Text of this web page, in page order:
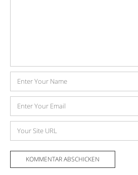
Name
Adresse
Website